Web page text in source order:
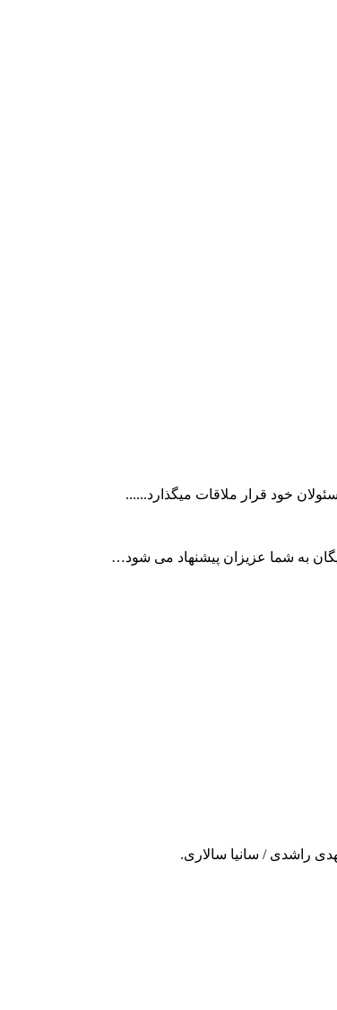
خود قرار ملاقات میگذارد......
به شما عزیزان پیشنهاد می شود…
راشدی / سانیا سالاری.